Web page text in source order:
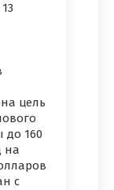
цель
до 160
на
с